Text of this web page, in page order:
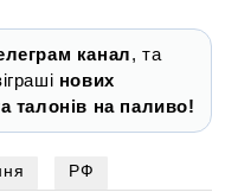
канал, та
нових
талонів на паливо!
РФ